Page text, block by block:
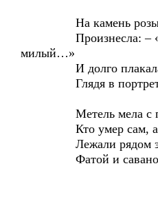
На камень розы
Произнесла: –
милый…»
И долго плакала
Глядя в
Метель мела с
Кто умер сам, а
Лежали рядом
Фатой и саваном